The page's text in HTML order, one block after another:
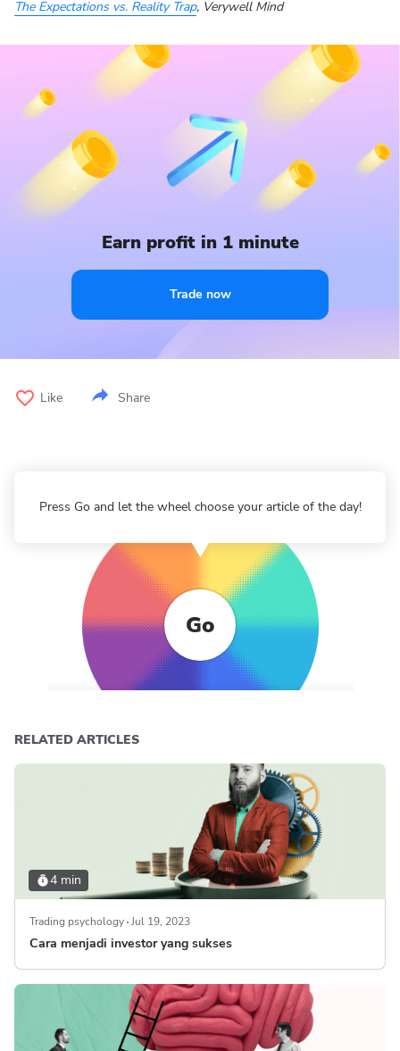
The Expectations vs. Reality Trap, Verywell Mind
Earn profit in 1 minute
Trade now
Like Share
Go
Press Go and let the wheel choose your article of the day!
RELATED ARTICLES
4 min
Trading psychology Jul 19, 2023
Cara menjadi investor yang sukses